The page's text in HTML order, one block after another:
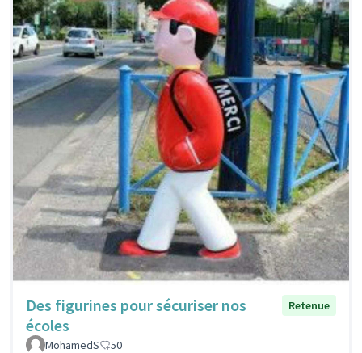
Des figurines pour sécuriser nos
écoles
Retenue
MohamedS 50